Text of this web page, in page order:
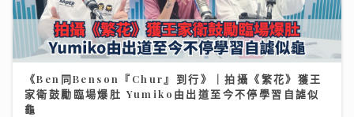
《Ben同Benson『Chur』到行》｜拍攝《繁花》獲王
家衛鼓勵臨場爆肚 Yumiko由出道至今不停學習自謔似
龜